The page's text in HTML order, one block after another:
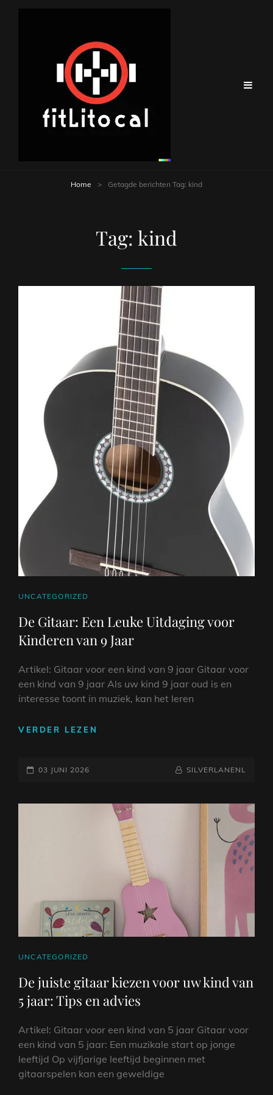
Home > Getagde berichten Tag: kind
Tag: kind
CAT
UNCATEGORIZED
De Gitaar: Een Leuke Uitdaging voor
Kinderen van 9 Jaar
Artikel: Gitaar voor een kind van 9 jaar Gitaar voor
een kind van 9 jaar Als uw kind 9 jaar oud is en
interesse toont in muziek, kan het leren
VERDER LEZEN
KINDEREN
VAN
JAAR
GEPLAATST
03 JUNI 2026 NAAMREGEL
BYLINE
SILVERLANENL
CAT
UNCATEGORIZED
De juiste gitaar kiezen voor uw kind van
5 jaar: Tips en advies
Artikel: Gitaar voor een kind van 5 jaar Gitaar voor
een kind van 5 jaar: Een muzikale start op jonge
leeftijd Op vijfjarige leeftijd beginnen met
gitaarspelen kan een geweldige